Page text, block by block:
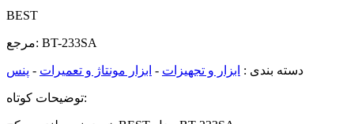
BEST
مرجع: BT-233SA
دسته بندی : ابزار و تجهیزات - ابزار مونتاژ و تعمیرات - پنس
توضیحات کوتاه: